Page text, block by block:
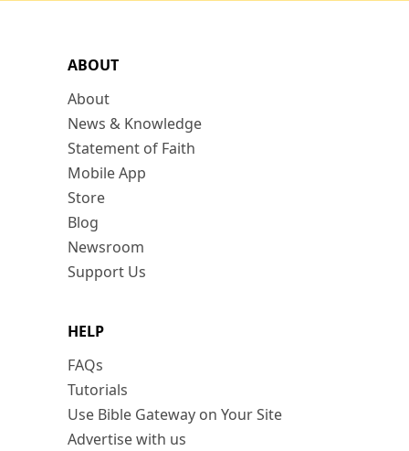
ABOUT
About
News & Knowledge
Statement of Faith
Mobile App
Store
Blog
Newsroom
Support Us
HELP
FAQs
Tutorials
Use Bible Gateway on Your Site
Advertise with us